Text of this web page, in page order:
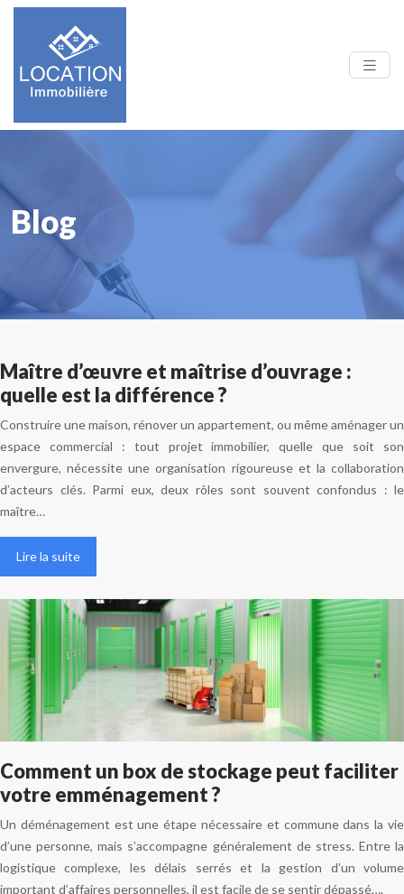
Blog
Maître d’œuvre et maîtrise d’ouvrage :
quelle est la différence ?
Construire une maison, rénover un appartement, ou même aménager un
espace commercial : tout projet immobilier, quelle que soit son
envergure, nécessite une organisation rigoureuse et la collaboration
d’acteurs clés. Parmi eux, deux rôles sont souvent confondus : le
maître…
Lire la suite
Comment un box de stockage peut faciliter
votre emménagement ?
Un déménagement est une étape nécessaire et commune dans la vie
d’une personne, mais s’accompagne généralement de stress. Entre la
logistique complexe, les délais serrés et la gestion d’un volume
important d’affaires personnelles, il est facile de se sentir dépassé….